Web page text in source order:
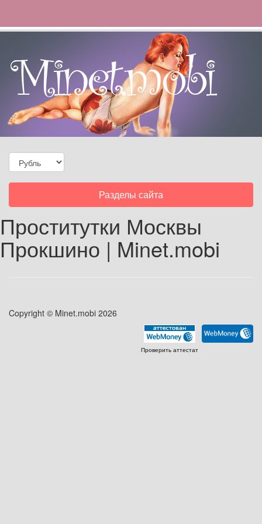
Toggle
navigation
Разделы сайта
Проститутки Москвы
Прокшино | Minet.mobi
Copyright © Minet.mobi 2026
Проверить аттестат